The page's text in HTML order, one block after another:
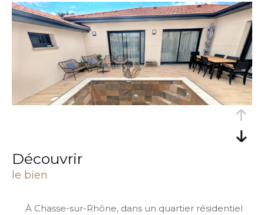
découvrir
le bien
À Chasse-sur-Rhône, dans un quartier résidentiel